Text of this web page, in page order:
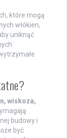
które mogą
włókien,
uniknąć
wiskoza,
budowy i
być